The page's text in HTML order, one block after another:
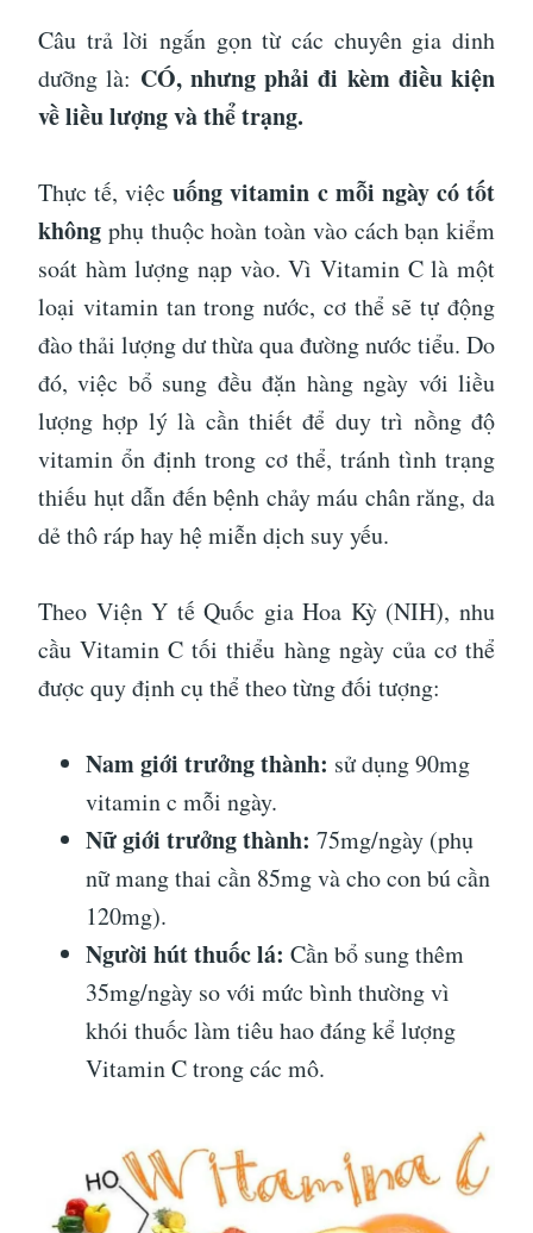
Câu trả lời ngắn gọn từ các chuyên gia dinh
dưỡng là: CÓ, nhưng phải đi kèm điều kiện
về liều lượng và thể trạng.
Thực tế, việcuống vitamin c mỗi ngày có tốt
không phụ thuộc hoàn toàn vào cách bạn kiểm
soát hàm lượng nạp vào. Vì Vitamin C là một
loại vitamin tan trong nước, cơ thể sẽ tự động
đào thải lượng dư thừa qua đường nước tiểu. Do
đó, việc bổ sung đều đặn hàng ngày với liều
lượng hợp lý là cần thiết để duy trì nồng độ
vitamin ổn định trong cơ thể, tránh tình trạng
thiếu hụt dẫn đến bệnh chảy máu chân răng, da
dẻ thô ráp hay hệ miễn dịch suy yếu.
Theo Viện Y tế Quốc gia Hoa Kỳ (NIH), nhu
cầu Vitamin C tối thiểu hàng ngày của cơ thể
được quy định cụ thể theo từng đối tượng:
Nam giới trưởng thành: sử dụng 90mg
vitamin c mỗi ngày.
Nữ giới trưởng thành: 75mg/ngày (phụ
nữ mang thai cần 85mg và cho con bú cần
120mg).
Người hút thuốc lá: Cần bổ sung thêm
35mg/ngày so với mức bình thường vì
khói thuốc làm tiêu hao đáng kể lượng
Vitamin C trong các mô.